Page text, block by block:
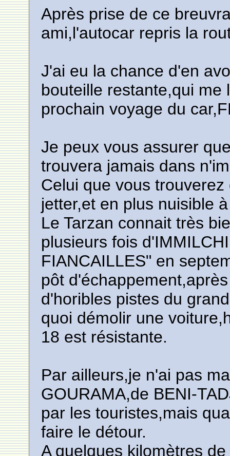
Après prise de ce
ami,l'autocar repris la
J'ai eu la chance d'en
bouteille restante,qui me
prochain voyage du
Je peux vous assurer
trouvera jamais dans
Celui que vous
jetter,et en plus nuisible
Le Tarzan connait très
plusieurs fois
FIANCAILLES" en
pôt
d'horibles pistes du
quoi démolir une
18 est résistante.
Par ailleurs,je n'ai pas
GOURAMA,de BENI-
par les touristes,mais
faire le détour.
A quelques kilomètres